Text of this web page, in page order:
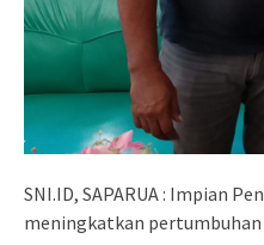
SNI.ID, SAPARUA : Impian
meningkatkan pertumbuhan